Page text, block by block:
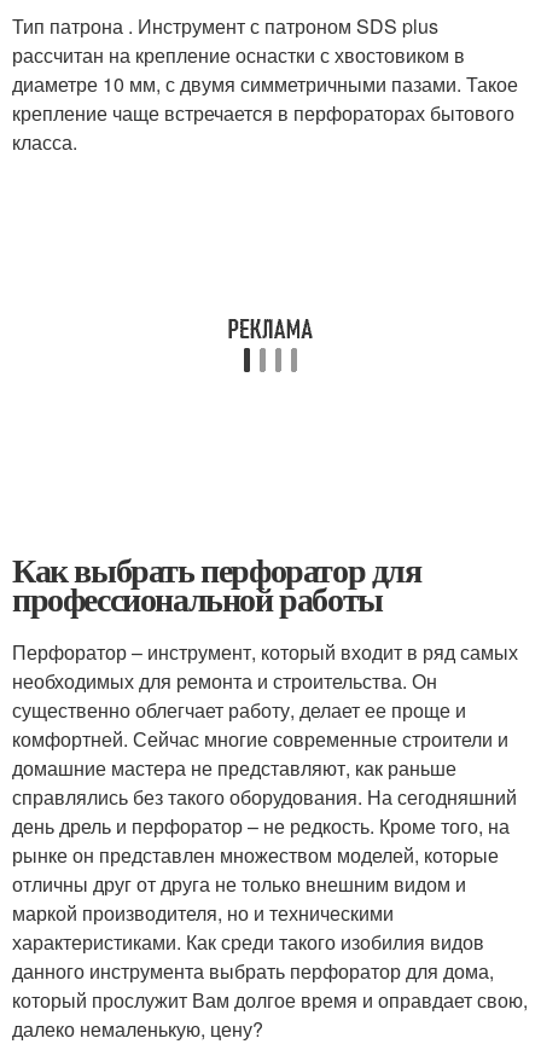
Тип патрона . Инструмент с патроном SDS plus
рассчитан на крепление оснастки с хвостовиком в
диаметре 10 мм, с двумя симметричными пазами. Такое
крепление чаще встречается в перфораторах бытового
класса.
Как выбрать перфоратор для
профессиональной работы
Перфоратор – инструмент, который входит в ряд самых
необходимых для ремонта и строительства. Он
существенно облегчает работу, делает ее проще и
комфортней. Сейчас многие современные строители и
домашние мастера не представляют, как раньше
справлялись без такого оборудования. На сегодняшний
день дрель и перфоратор – не редкость. Кроме того, на
рынке он представлен множеством моделей, которые
отличны друг от друга не только внешним видом и
маркой производителя, но и техническими
характеристиками. Как среди такого изобилия видов
данного инструмента выбрать перфоратор для дома,
который прослужит Вам долгое время и оправдает свою,
далеко немаленькую, цену?